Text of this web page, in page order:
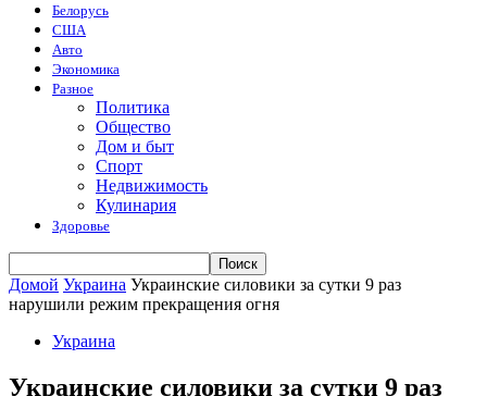
Белорусь
США
Авто
Экономика
Разное
Политика
Общество
Дом и быт
Спорт
Недвижимость
Кулинария
Здоровье
Домой Украина Украинские силовики за сутки 9 раз
нарушили режим прекращения огня
Украина
Украинские силовики за сутки 9 раз